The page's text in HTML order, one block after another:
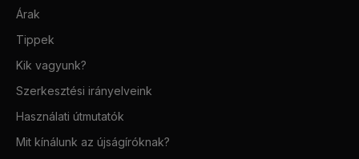
Árak
Tippek
Kik vagyunk?
Szerkesztési irányelveink
Használati útmutatók
Mit kínálunk az újságíróknak?